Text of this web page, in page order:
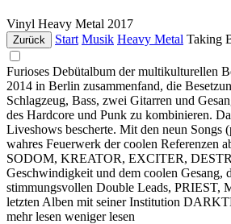
Vinyl Heavy Metal 2017
Zurück Start Musik Heavy Metal Taking
Furioses Debütalbum der multikulturellen
2014 in Berlin zusammenfand, die
Schlagzeug, Bass, zwei Gitarren und
des Hardcore und Punk zu kombinieren.
Liveshows bescherte. Mit den neun Songs
wahres Feuerwerk der coolen
SODOM, KREATOR, EXCITER,
Geschwindigkeit und dem coolen Gesang,
stimmungsvollen Double Leads, PRIEST,
letzten Alben mit seiner Institution
mehr lesen weniger lesen